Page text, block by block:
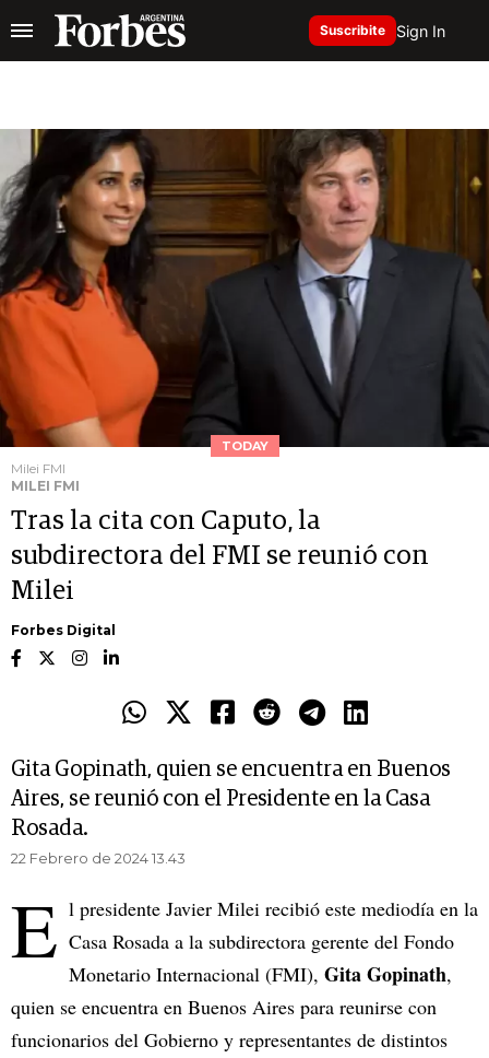
Suscribite Sign In
TODAY
Milei FMI
MILEI FMI
Tras la cita con Caputo, la
subdirectora del FMI se reunió con
Milei
Forbes Digital
Gita Gopinath, quien se encuentra en Buenos
Aires, se reunió con el Presidente en la Casa
Rosada.
22 Febrero de 2024 13.43
E l presidente Javier Milei recibió este mediodía en la
Casa Rosada a la subdirectora gerente del Fondo
Monetario Internacional (FMI), Gita Gopinath,
quien se encuentra en Buenos Aires para reunirse con
funcionarios del Gobierno y representantes de distintos